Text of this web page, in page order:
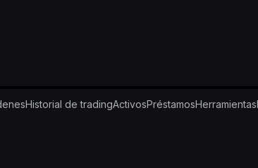
Historial de tradingActivosPréstamosHerramientas